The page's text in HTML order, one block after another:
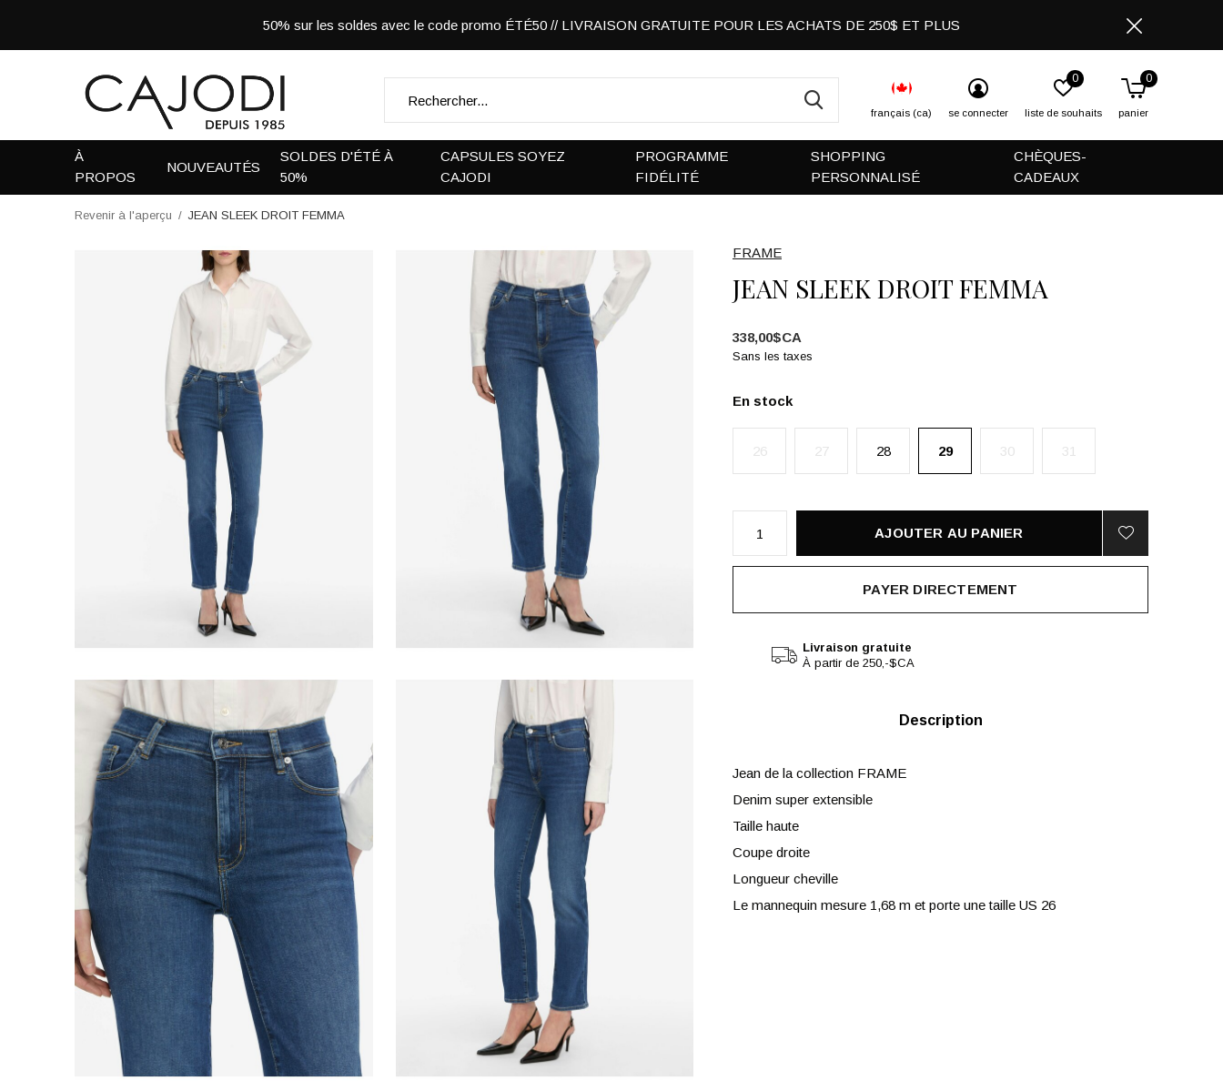
À
PROPOS
NOUVEAUTÉS
SOLDES D'ÉTÉ À
50%
CAPSULES SOYEZ
CAJODI
PROGRAMME
FIDÉLITÉ
SHOPPING
PERSONNALISÉ
CHÈQUES-
CADEAUX
français (ca) se connecter liste de souhaits
0
panier
0
50% sur les soldes avec le code promo ÉTÉ50 // LIVRAISON GRATUITE POUR LES ACHATS DE 250$ ET PLUS
Revenir à l'aperçu JEAN SLEEK DROIT FEMMA
FRAME
JEAN SLEEK DROIT FEMMA
338,00$CA
Sans les taxes
En stock
26 27 28 29 30 31
AJOUTER AU PANIER
PAYER DIRECTEMENT
Livraison gratuite
À partir de 250,-$CA
Description
Jean de la collection FRAME
Denim super extensible
Taille haute
Coupe droite
Longueur cheville
Le mannequin mesure 1,68 m et porte une taille US 26